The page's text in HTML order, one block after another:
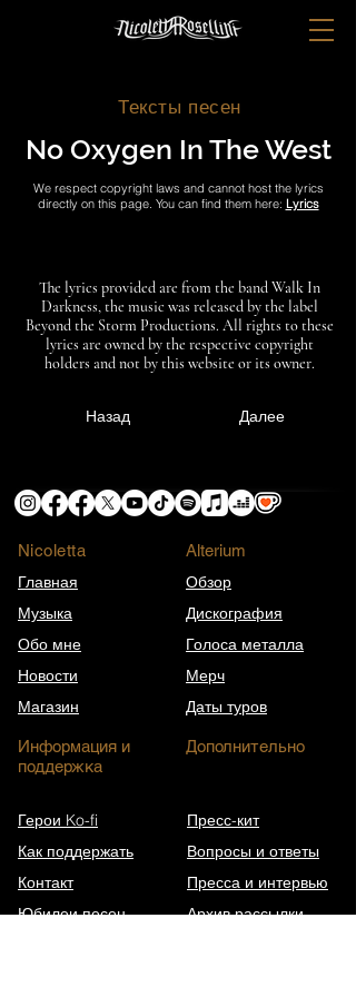
Тексты песен
No Oxygen In The West
We respect copyright laws and cannot host the lyrics
directly on this page. You can find them here: Lyrics
The lyrics provided are from the band Walk In
Darkness, the music was released by the label
Beyond the Storm Productions. All rights to these
lyrics are owned by the respective copyright
holders and not by this website or its owner.
Назад Далее
Nicoletta
Главная
Музыка
Обо мне
Новости
Магазин
​Alterium
Обзор
Дискография
Голоса металла
Мерч
Даты туров
Информация и
поддержка
Дополнительно
Герои Ko-fi
Как поддержать
Контакт
Юбилеи песен
Пресс-кит
Вопросы и ответы
Пресса и интервью
Архив рассылки